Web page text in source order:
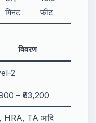
मिनट
फीट
विवरण
2
– ₹63,200
HRA, TA आदि